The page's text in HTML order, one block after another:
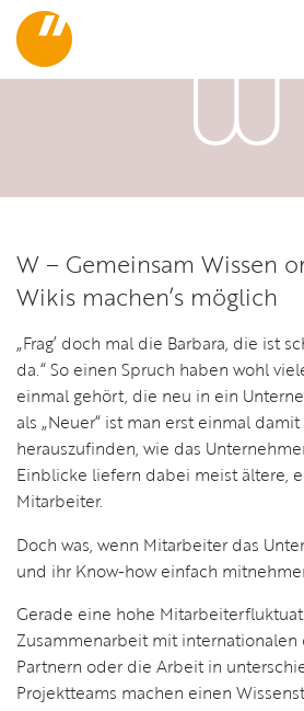
W – Gemeinsam Wissen
Wikis machen’s möglich
„Frag’ doch mal die Barbara, die ist
da.“ So einen Spruch haben wohl
einmal gehört, die neu in ein
als „Neuer“ ist man erst einmal
herauszufinden, wie das
Einblicke liefern dabei meist ältere,
Mitarbeiter.
Doch was, wenn Mitarbeiter das
und ihr Know-how einfach
Gerade eine hohe
Zusammenarbeit mit
Partnern oder die Arbeit in
Projektteams machen einen